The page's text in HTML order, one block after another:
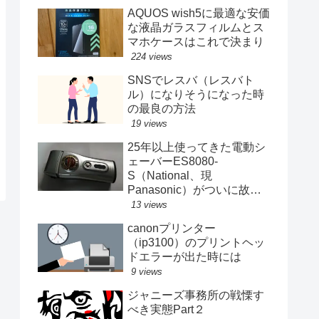
AQUOS wish5に最適な安価
な液晶ガラスフィルムとス
マホケースはこれで決まり
224 views
SNSでレスバ（レスバト
ル）になりそうになった時
の最良の方法
19 views
25年以上使ってきた電動シ
ェーバーES8080-
S（National、現
Panasonic）がついに故障
する
13 views
canonプリンター
（ip3100）のプリントヘッ
ドエラーが出た時には
9 views
ジャニーズ事務所の戦慄す
べき実態Part２